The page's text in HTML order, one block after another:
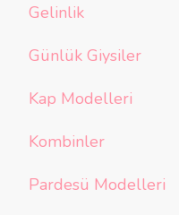
Gelinlik
Günlük Giysiler
Kap Modelleri
Kombinler
Pardesü Modelleri